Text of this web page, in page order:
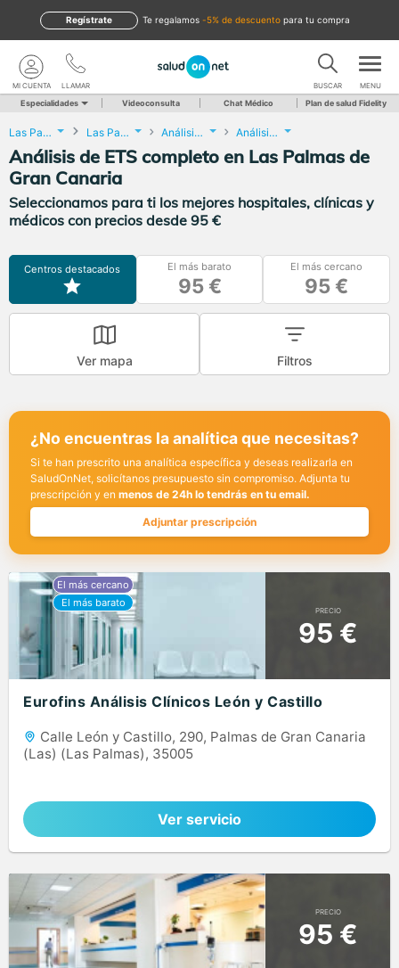
te regalamos -5% de descuento para tu compra
Regístrate
LLAMAR
MI CUENTA BUSCAR MENU
Especialidades Videoconsulta Chat Médico Plan de salud Fidelity
Las Palmas Las Palmas de Gran Canaria Análisis Clínicos Análisis de ETS completo
Análisis de ETS completo en Las Palmas de
Gran Canaria
Seleccionamos para ti los mejores hospitales, clínicas y
médicos con precios desde 95 €
Centros destacados El más barato
95 €
El más cercano
95 €
Ver mapa Filtros
¿No encuentras la analítica que necesitas?
Si te han prescrito una analítica específica y deseas realizarla en
SaludOnNet, solicítanos presupuesto sin compromiso. Adjunta tu
prescripción y en menos de 24h lo tendrás en tu email.
Adjuntar prescripción
PRECIO
95 €
Eurofins Análisis Clínicos León y Castillo
Calle León y Castillo, 290, Palmas de Gran Canaria
(Las) (Las Palmas), 35005
Ver servicio
PRECIO
95 €